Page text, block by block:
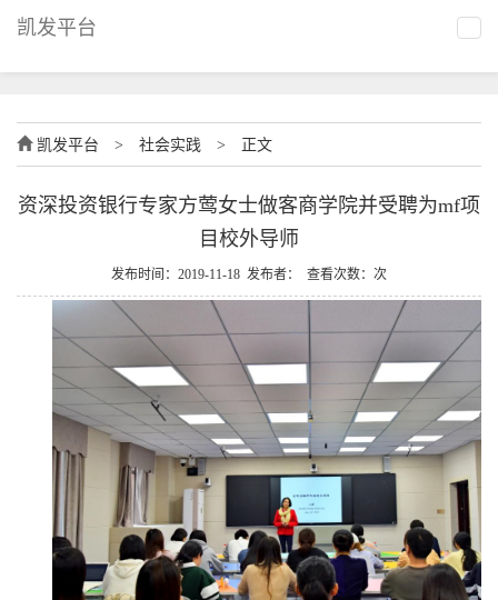
凯发平台
凯发平台 > 社会实践 > 正文
资深投资银行专家方莺女士做客商学院并受聘为mf项
目校外导师
发布时间：2019-11-18 发布者： 查看次数：次